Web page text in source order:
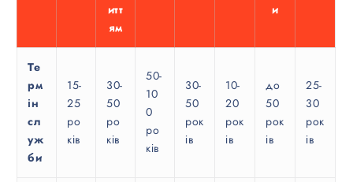
итт
ям
и
Те
рм
ін
сл
уж
би
15-
25
ро
ків
30-
50
ро
ків
50-
10
0
ро
ків
30-
50
рок
ів
10-
20
рок
ів
до
50
рок
ів
25-
30
рок
ів